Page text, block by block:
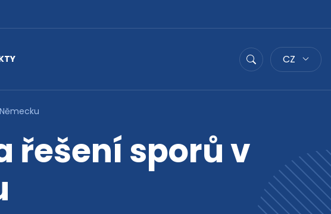
Hledat
CZ
řešení sporů v